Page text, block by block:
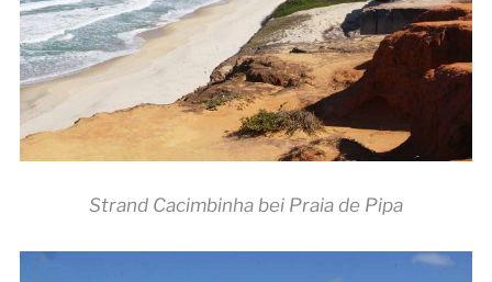
Strand Cacimbinha bei Praia de Pipa